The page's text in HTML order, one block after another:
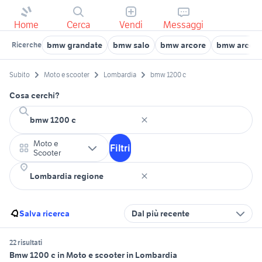
Home Cerca Vendi Messaggi
Ricerche bmw grandate bmw salo bmw arcore bmw
Subito Moto e scooter Lombardia bmw 1200 c
Cosa cerchi?
Moto e
Scooter
Filtri
Salva ricerca Dal più recente
22 risultati
Bmw 1200 c in Moto e scooter in Lombardia